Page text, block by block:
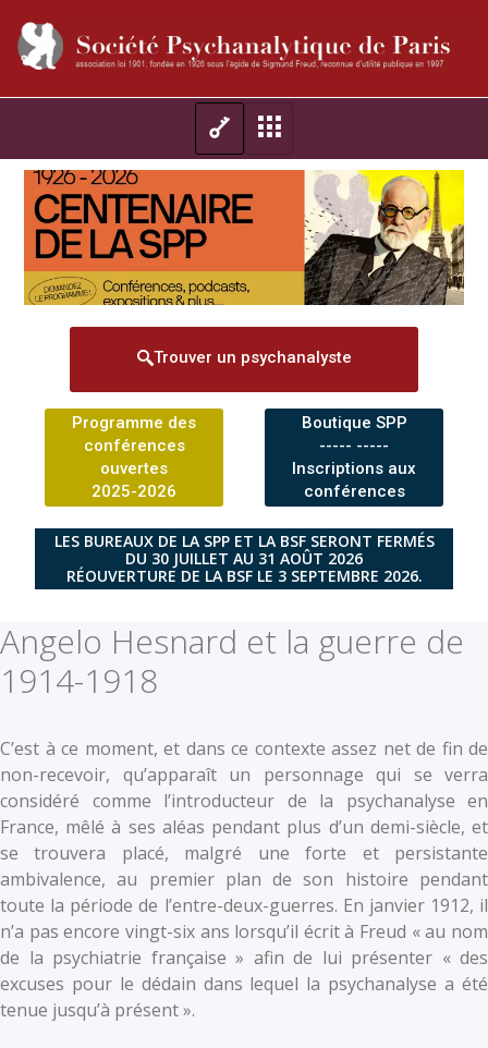
Trouver un psychanalyste
Programme des
conférences
ouvertes
2025-2026
Boutique SPP
----- -----
Inscriptions aux
conférences
LES BUREAUX DE LA SPP ET LA BSF SERONT FERMÉS
DU 30 JUILLET AU 31 AOÛT 2026
RÉOUVERTURE DE LA BSF LE 3 SEPTEMBRE 2026.
Angelo Hesnard et la guerre de
1914-1918
C’est à ce moment, et dans ce contexte assez net de fin de
non-recevoir, qu’apparaît un personnage qui se verra
considéré comme l’introducteur de la psychanalyse en
France, mêlé à ses aléas pendant plus d’un demi-siècle, et
se trouvera placé, malgré une forte et persistante
ambivalence, au premier plan de son histoire pendant
toute la période de l’entre-deux-guerres. En janvier 1912, il
n’a pas encore vingt-six ans lorsqu’il écrit à Freud « au nom
de la psychiatrie française » afin de lui présenter « des
excuses pour le dédain dans lequel la psychanalyse a été
tenue jusqu’à présent ».